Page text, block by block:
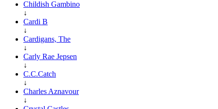
Childish Gambino
↓
Cardi B
↓
Cardigans, The
↓
Carly Rae Jepsen
↓
C.C.Catch
↓
Charles Aznavour
↓